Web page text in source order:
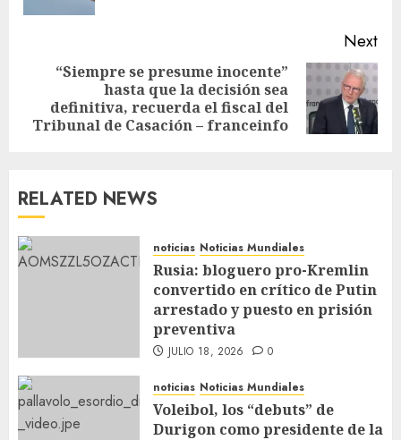
Next
“Siempre se presume inocente”
hasta que la decisión sea
definitiva, recuerda el fiscal del
Tribunal de Casación – franceinfo
RELATED NEWS
noticias Noticias Mundiales
Rusia: bloguero pro-Kremlin
convertido en crítico de Putin
arrestado y puesto en prisión
preventiva
JULIO 18, 2026 0
noticias Noticias Mundiales
Voleibol, los “debuts” de
Durigon como presidente de la